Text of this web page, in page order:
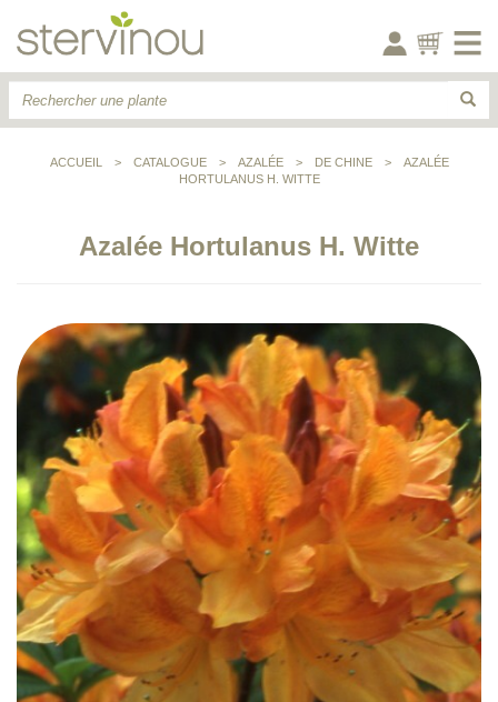
ACCUEIL > CATALOGUE > AZALÉE > DE CHINE >
AZALÉE
HORTULANUS H. WITTE
Azalée Hortulanus H. Witte